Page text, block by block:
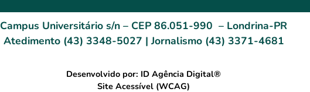
Campus Universitário s/n – CEP 86.051-990 – Londrina-PR
Atedimento (43) 3348-5027 | Jornalismo (43) 3371-4681
Desenvolvido por: ID Agência Digital®
Site Acessível (WCAG)